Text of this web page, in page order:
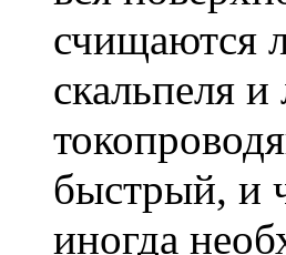
счищаются
скальпеля
быстрый, и
иногда